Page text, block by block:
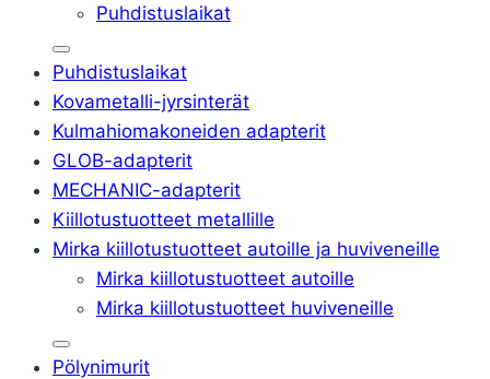
Puhdistuslaikat
Puhdistuslaikat
Kovametalli-jyrsinterät
Kulmahiomakoneiden adapterit
GLOB-adapterit
MECHANIC-adapterit
Kiillotustuotteet metallille
Mirka kiillotustuotteet autoille ja huviveneille
Mirka kiillotustuotteet autoille
Mirka kiillotustuotteet huviveneille
Pölynimurit